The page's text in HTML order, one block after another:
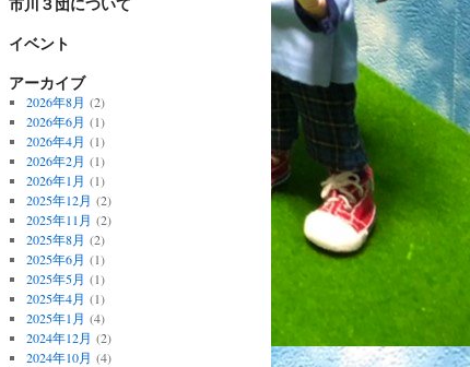
イベント
アーカイブ
2026年8月 (2)
2026年6月 (1)
2026年4月 (1)
2026年2月 (1)
2026年1月 (1)
2025年12月 (2)
2025年11月 (2)
2025年8月 (2)
2025年6月 (1)
2025年5月 (1)
2025年4月 (1)
2025年1月 (4)
2024年12月 (2)
2024年10月 (4)